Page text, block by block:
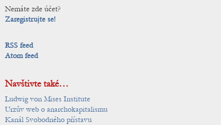
Nemáte zde účet?
Zaregistrujte se!
RSS feed
Atom feed
Navštivte také…
Ludwig von Mises Institute
Urzův web o anarchokapitalismu
Kanál Svobodného přístavu